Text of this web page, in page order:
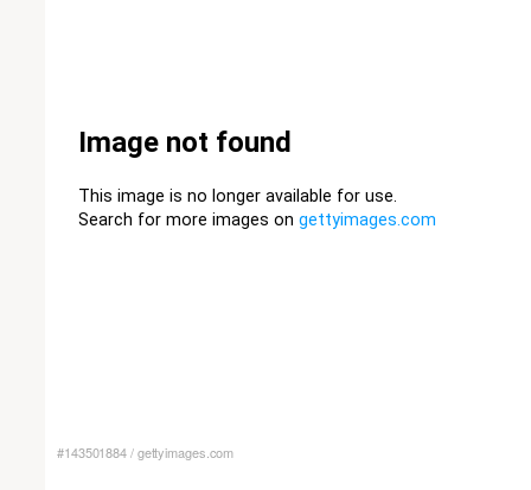
#143501884/gettyimages.com